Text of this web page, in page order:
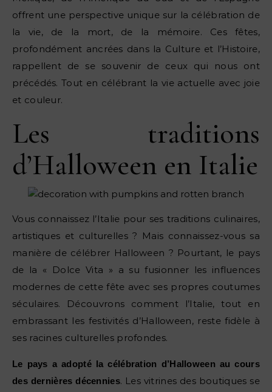
offrent une perspective unique sur la célébration de
la vie, de la mort, de la mémoire. Ces fêtes,
profondément ancrées dans la Culture et l’Histoire,
rappellent de se souvenir de ceux qui nous ont
précédés. Tout en célébrant la vie actuelle avec joie
et couleur.
Les traditions
d’Halloween en Italie
Vous connaissez l’Italie pour ses traditions culinaires,
artistiques et culturelles ? Mais connaissez-vous sa
manière de célébrer Halloween ? Pourtant, le pays
de la « Dolce Vita » a su fusionner les influences
modernes de cette fête avec ses propres coutumes
séculaires. Découvrons comment l’Italie, tout en
embrassant les festivités d’Halloween, reste fidèle à
ses racines culturelles profondes.
Le pays a adopté la célébration d’Halloween au cours
des dernières décennies. Les vitrines des boutiques se